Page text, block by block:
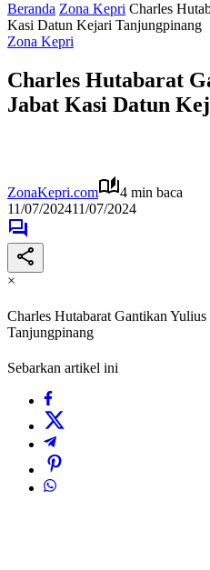
Beranda Zona Kepri Charles
Kasi Datun Kejari Tanjungpinang
Zona Kepri
Charles Hutabarat
Jabat Kasi Datun
ZonaKepri.com
4 min baca
11/07/202411/07/2024
×
Charles Hutabarat Gantikan
Tanjungpinang
Sebarkan artikel ini